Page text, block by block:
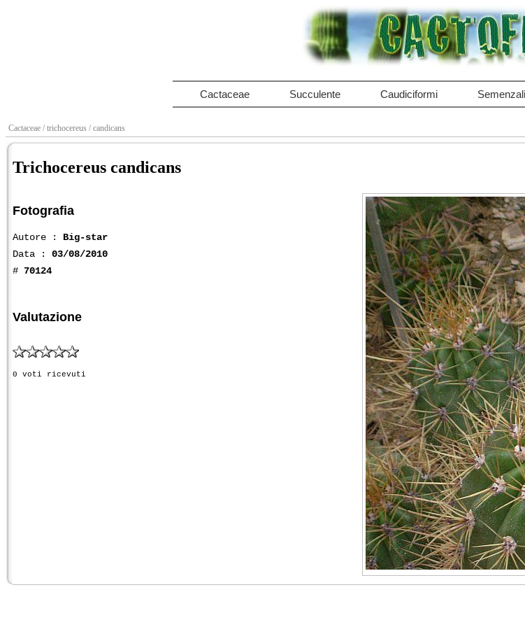
Cactaceae Succulente Caudiciformi Semenzali
Cactaceae / trichocereus / candicans
Trichocereus candicans
Fotografia
Autore : Big-star
Data : 03/08/2010
# 70124
Valutazione
0 voti ricevuti